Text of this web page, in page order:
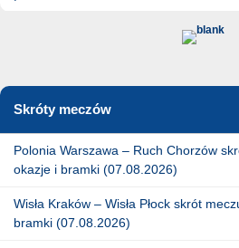
Skróty meczów
Polonia Warszawa – Ruch Chorzów
okazje i bramki (07.08.2026)
Wisła Kraków – Wisła Płock skrót
bramki (07.08.2026)